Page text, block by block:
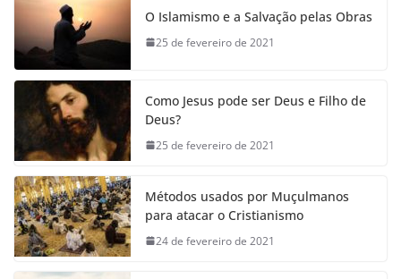
O Islamismo e a Salvação pelas Obras
25 de fevereiro de 2021
Como Jesus pode ser Deus e Filho de
Deus?
25 de fevereiro de 2021
Métodos usados por Muçulmanos
para atacar o Cristianismo
24 de fevereiro de 2021